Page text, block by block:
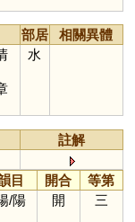
部居
相關異體
水
註解
目 開合
等第
/陽 開 三